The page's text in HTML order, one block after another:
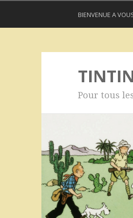
BIENVENUE A
Pour tous